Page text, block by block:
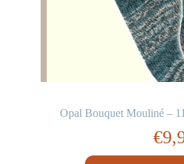
Opal Bouquet Mouliné –
€